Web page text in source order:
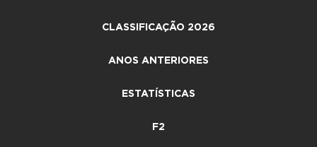
CLASSIFICAÇÃO 2026
ANOS ANTERIORES
ESTATÍSTICAS
F2